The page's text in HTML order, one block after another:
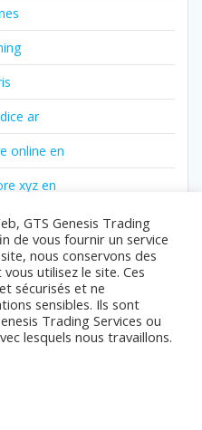
ar
online en
xyz en
GTS Genesis Trading
de vous fournir un service
nous conservons des
utilisez le site. Ces
sécurisés et ne
sensibles. Ils sont
Trading Services ou
lesquels nous travaillons.